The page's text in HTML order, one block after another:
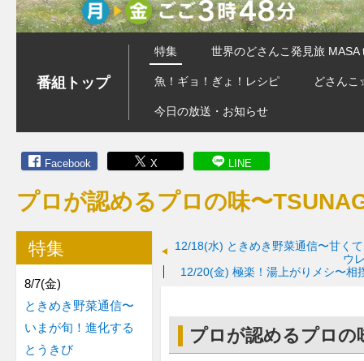
番組トップ
特集 世界のどさんこ発見旅 MASA
魚！ギョ！ぎょ！レシピ どさん
今日の放送・お知らせ
Facebook X LINE
プロが認めるプロの味〜
12/18(水) ときめき野菜通信〜甘く
ウ
12/20(金) 極楽！湯上がりメシ〜相
プロが認めるプロの
特集
8/7(金)
ときめき野菜通信〜
いまが旬！進化する
とうきび